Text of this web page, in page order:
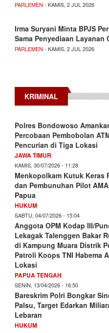
PARLEMEN - KAMIS, 2 JUL 2026
Irma Suryani Minta BPJS
Sama Penyediaan Layanan
PARLEMEN - KAMIS, 2 JUL 2026
KRIMINAL
Polres Bondowoso
Percobaan Pembobolan
Pencurian di Tiga Lokasi
JAWA TIMUR
KAMIS, 30/07/2026 - 11:28
Menkopolkam Kutuk Keras
dan Pembunuhan Pilot
Papua
HUKUM
SABTU, 04/07/2026 - 15:04
Anggota OPM Kodap III/
Lekagak Talenggen Bakar
di Kampung Muara Distrik
Patroli Koops TNI Habema
Lokasi
PAPUA TENGAH
SENIN, 13/04/2026 - 16:50
Bareskrim Polri Bongkar
Palsu, Target Edarkan
Lebaran
HUKUM